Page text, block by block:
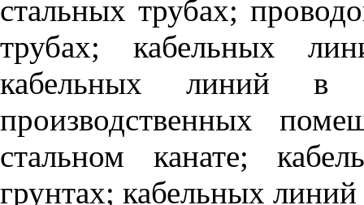
стальных трубах;
трубах; кабельных
кабельных линий в
производственных
стальном канате;
грунтах; кабельных